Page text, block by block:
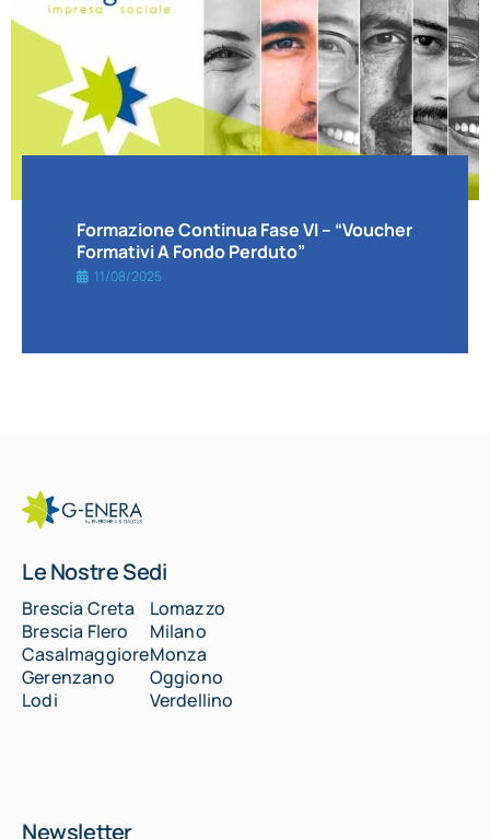
Formazione Continua Fase VI – “voucher
Formativi A Fondo Perduto”
11/08/2025
Le Nostre Sedi
Brescia Creta
Brescia Flero
Casalmaggiore
Gerenzano
Lodi
Lomazzo
Milano
Monza
Oggiono
Verdellino
Newsletter